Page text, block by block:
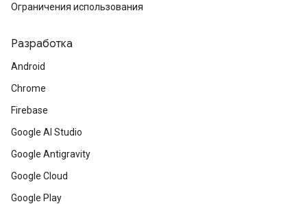
Ограничения использования
Разработка
Android
Chrome
Firebase
Google AI Studio
Google Antigravity
Google Cloud
Google Play